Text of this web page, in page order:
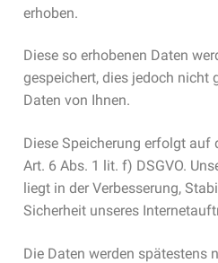
erhoben.
Diese so erhobenen Daten
gespeichert, dies jedoch nicht
Daten von Ihnen.
Diese Speicherung erfolgt auf
Art. 6 Abs. 1 lit. f) DSGVO.
liegt in der Verbesserung,
Sicherheit unseres
Die Daten werden spätestens